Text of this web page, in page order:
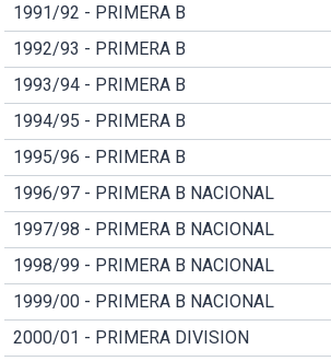
1991/92 - PRIMERA B
1992/93 - PRIMERA B
1993/94 - PRIMERA B
1994/95 - PRIMERA B
1995/96 - PRIMERA B
1996/97 - PRIMERA B NACIONAL
1997/98 - PRIMERA B NACIONAL
1998/99 - PRIMERA B NACIONAL
1999/00 - PRIMERA B NACIONAL
2000/01 - PRIMERA DIVISION